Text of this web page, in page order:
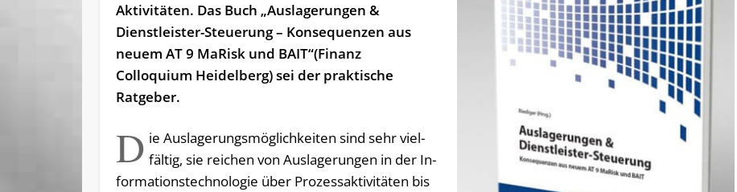
Aktivitäten. Das Buch „Auslagerungen &
Dienstleister-Steuerung – Konsequenzen aus
neuem AT 9 MaRisk und BAIT“(Finanz
Colloquium Heidelberg) sei der praktische
Ratgeber.
D ie Aus­la­ge­rungs­mög­lich­kei­ten sind sehr viel­
fäl­tig, sie rei­chen von Aus­la­ge­run­gen in der In­
for­ma­ti­ons­tech­no­lo­gie über Pro­zess­ak­ti­vi­tä­ten bis